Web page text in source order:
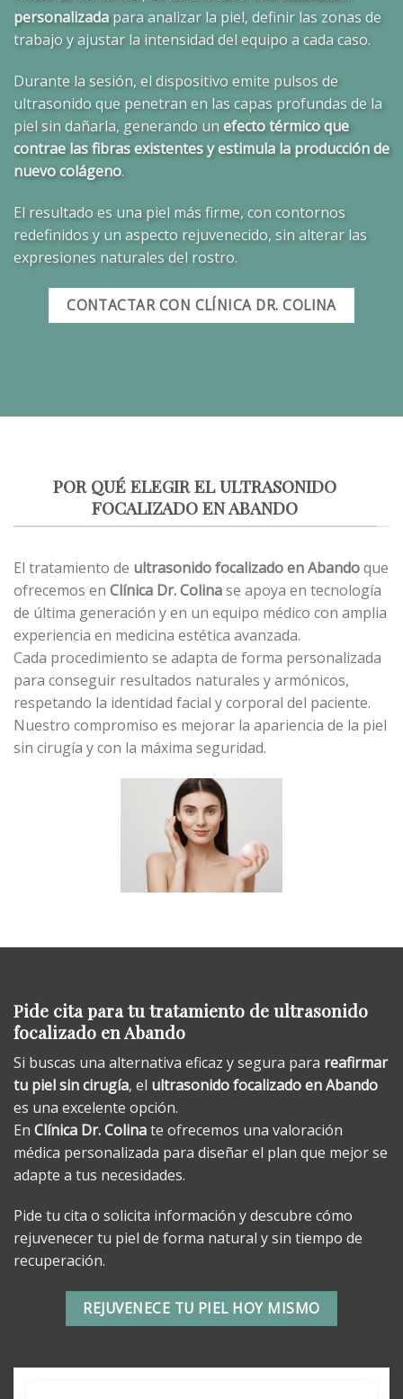
personalizadapara analizar la piel, definir las zonas de
trabajo y ajustar la intensidad del equipo a cada caso.
Durante la sesión, el dispositivo emite pulsos de
ultrasonido que penetran en las capas profundas de la
piel sin dañarla, generando un efecto térmico que
contrae las fibras existentes y estimula la producción de
nuevo colágeno.
El resultado es una piel más firme, con contornos
redefinidos y un aspecto rejuvenecido, sin alterar las
expresiones naturales del rostro.
CONTACTAR CON CLÍNICA DR. COLINA
POR QUÉ ELEGIR EL ULTRASONIDO
FOCALIZADO EN ABANDO
El tratamiento de ultrasonido focalizado en Abandoque
ofrecemos en Clínica Dr. Colinase apoya en tecnología
de última generación y en un equipo médico con amplia
experiencia en medicina estética avanzada.
Cada procedimiento se adapta de forma personalizada
para conseguir resultados naturales y armónicos,
respetando la identidad facial y corporal del paciente.
Nuestro compromiso es mejorar la apariencia de la piel
sin cirugía y con la máxima seguridad.
Pide cita para tu tratamiento de ultrasonido
focalizado en Abando
Si buscas una alternativa eficaz y segura para reafirmar
tu piel sin cirugía, el ultrasonido focalizado en Abando
es una excelente opción.
En Clínica Dr. Colinate ofrecemos una valoración
médica personalizada para diseñar el plan que mejor se
adapte a tus necesidades.
Pide tu cita o solicita información y descubre cómo
rejuvenecer tu piel de forma natural y sin tiempo de
recuperación.
REJUVENECE TU PIEL HOY MISMO